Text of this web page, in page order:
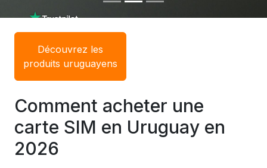
Découvrez les
produits uruguayens
Comment acheter une
carte SIM en Uruguay en
2026